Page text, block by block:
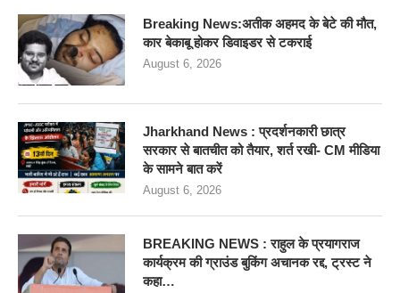
Breaking News:अतीक अहमद के बेटे की मौत,
कार बेकाबू होकर डिवाइडर से टकराई
August 6, 2026
Jharkhand News : प्रदर्शनकारी छात्र
सरकार से बातचीत को तैयार, शर्त रखी- CM मीडिया
के सामने बात करें
August 6, 2026
BREAKING NEWS : राहुल के प्रयागराज
कार्यक्रम की ग्राउंड बुकिंग अचानक रद्द, ट्रस्ट ने
कहा…